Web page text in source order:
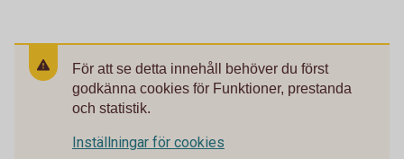
För att se detta innehåll behöver du först
godkänna cookies för Funktioner, prestanda
och statistik.
Inställningar för cookies